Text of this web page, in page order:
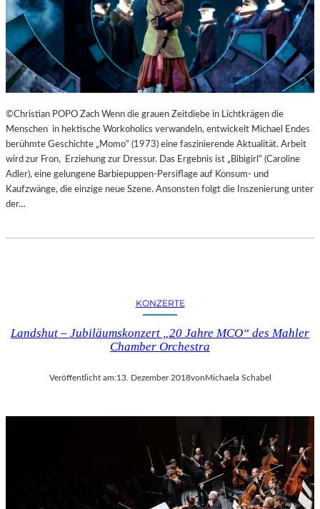
G
E
R
O
S
T
R
F
E
S
T
S
E
©Christian POPO Zach Wenn die grauen Zeitdiebe in Lichtkrägen die
Menschen in hektische Workoholics verwandeln, entwickelt Michael Endes
berühmte Geschichte „Momo“ (1973) eine faszinierende Aktualität. Arbeit
wird zur Fron, Erziehung zur Dressur. Das Ergebnis ist „Bibigirl“ (Caroline
Adler), eine gelungene Barbiepuppen-Persiflage auf Konsum- und
Kaufzwänge, die einzige neue Szene. Ansonsten folgt die Inszenierung unter
der…
KONZERTE
Landshut – Jubiläumskonzert „20 Jahre MCO“ des Mahler
Chamber Orchestra
Veröffentlicht am:13. Dezember 2018vonMichaela Schabel